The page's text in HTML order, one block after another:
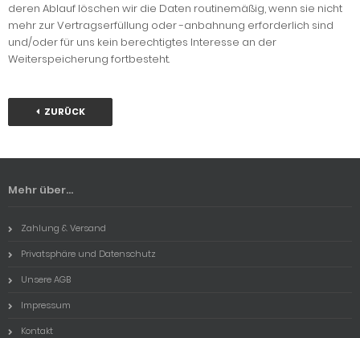
deren Ablauf löschen wir die Daten routinemäßig, wenn sie nicht
mehr zur Vertragserfüllung oder -anbahnung erforderlich sind
und/oder für uns kein berechtigtes Interesse an der
Weiterspeicherung fortbesteht.
ZURÜCK
Mehr über...
Zahlung & Versand
Privatsphäre und Datenschutz
Unsere AGB
Impressum
Kontakt